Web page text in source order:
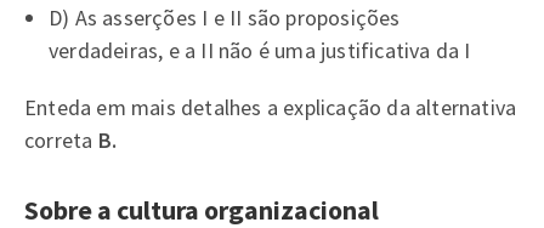
D) As asserções I e II são proposições
verdadeiras, e a II não é uma justificativa da I
Enteda em mais detalhes a explicação da alternativa
correta B.
Sobre a cultura organizacional